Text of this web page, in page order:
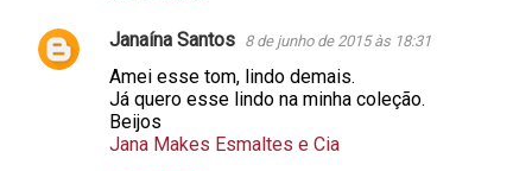
Janaína Santos 8 de junho de 2015 às 18:31
Amei esse tom, lindo demais.
Já quero esse lindo na minha coleção.
Beijos
Jana Makes Esmaltes e Cia